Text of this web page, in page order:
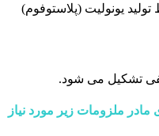
یونولیت (پلاستوفوم)
تشکیل می شود.
مادر ملزومات زیر مورد نیاز